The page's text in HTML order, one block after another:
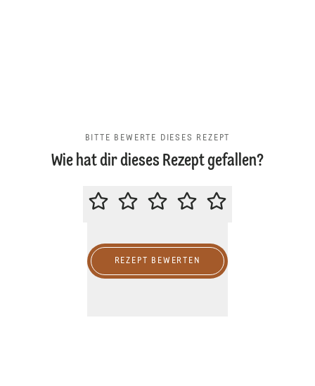
BITTE BEWERTE DIESES REZEPT
Wie hat dir dieses Rezept gefallen?
BITTE BEWERTE DIESES REZEPT
REZEPT BEWERTEN